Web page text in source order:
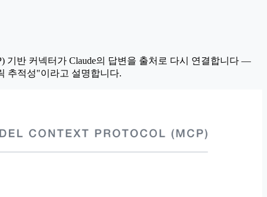
기반 커넥터가 Claude의 답변을 출처로 다시 연결합니다 —
추적성"이라고 설명합니다.